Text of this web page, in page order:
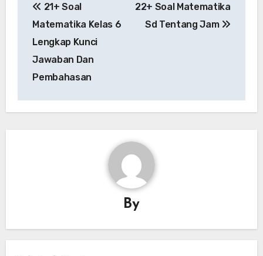
navigation
21+ Soal
Matematika Kelas 6
Lengkap Kunci
Jawaban Dan
Pembahasan
22+ Soal Matematika
Sd Tentang Jam
By